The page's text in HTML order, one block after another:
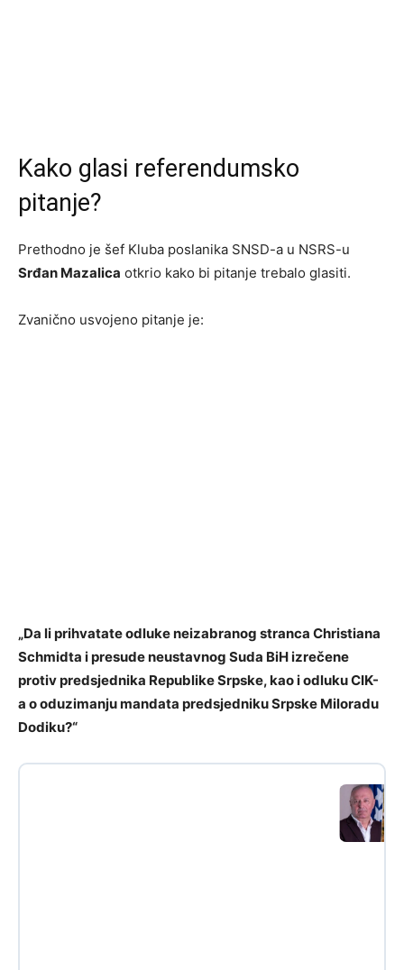
Kako glasi referendumsko
pitanje?
Prethodno je šef Kluba poslanika SNSD-a u NSRS-u
Srđan Mazalica otkrio kako bi pitanje trebalo glasiti.
Zvanično usvojeno pitanje je:
„Da li prihvatate odluke neizabranog stranca Christiana
Schmidta i presude neustavnog Suda BiH izrečene
protiv predsjednika Republike Srpske, kao i odluku CIK-
a o oduzimanju mandata predsjedniku Srpske Miloradu
Dodiku?“